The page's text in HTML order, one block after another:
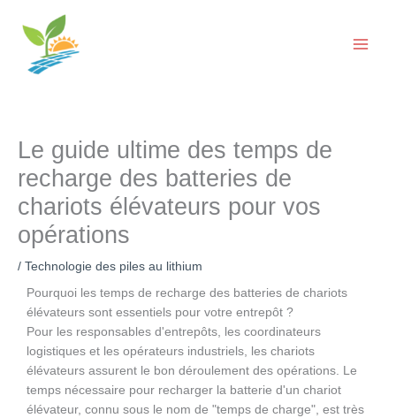
content
Le guide ultime des temps de
recharge des batteries de
chariots élévateurs pour vos
opérations
/ Technologie des piles au lithium
Pourquoi les temps de recharge des batteries de chariots
élévateurs sont essentiels pour votre entrepôt ?
Pour les responsables d'entrepôts, les coordinateurs
logistiques et les opérateurs industriels, les chariots
élévateurs assurent le bon déroulement des opérations. Le
temps nécessaire pour recharger la batterie d'un chariot
élévateur, connu sous le nom de "temps de charge", est très